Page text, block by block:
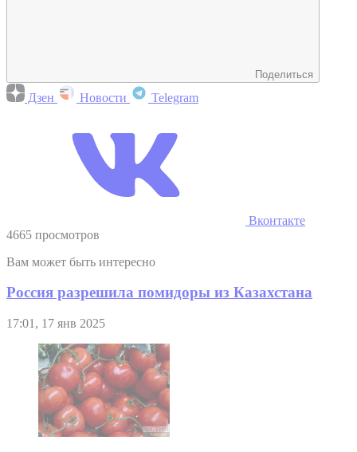
Поделиться
Дзен Новости Telegram
Вконтакте
4665 просмотров
Вам может быть интересно
Россия разрешила помидоры из Казахстана
17:01, 17 янв 2025